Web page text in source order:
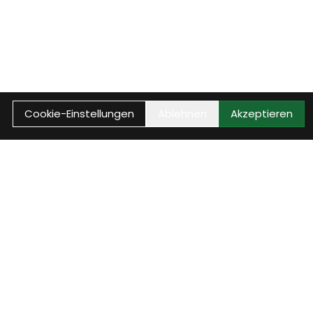
Cookie-Einstellungen Akzeptieren